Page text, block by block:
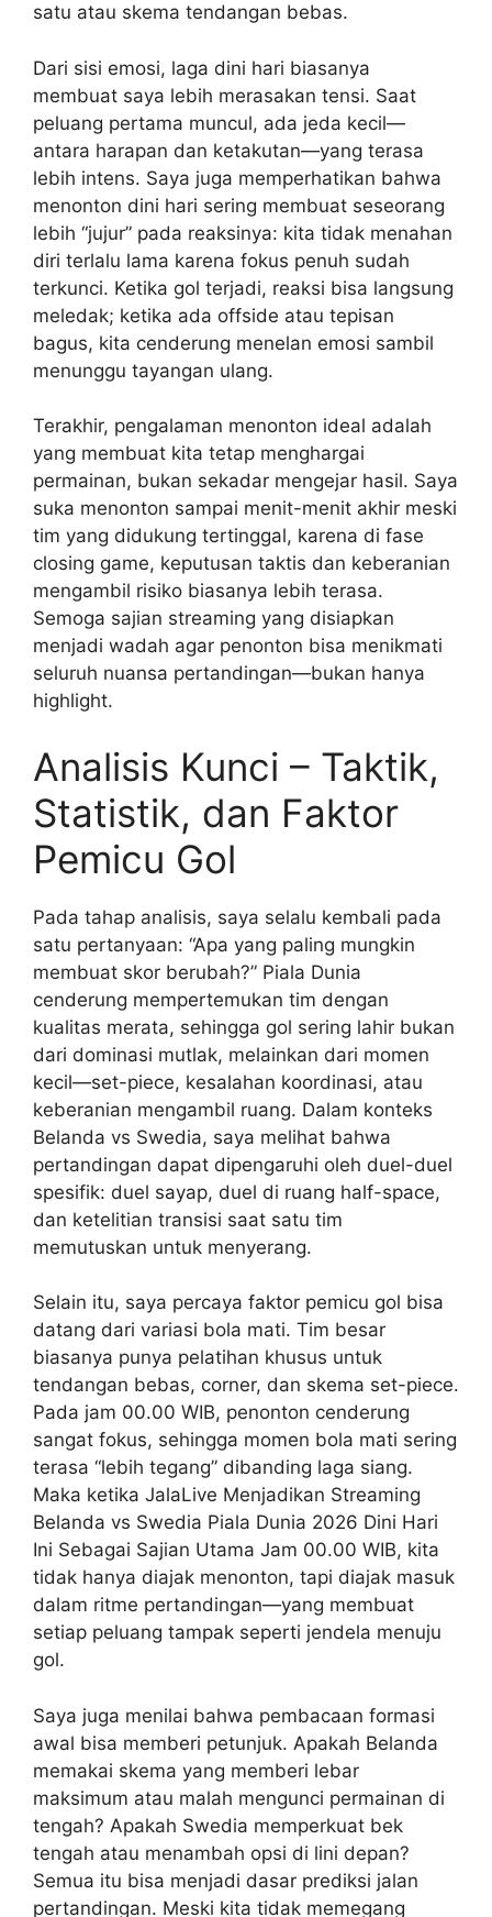
satu atau skema tendangan bebas.
Dari sisi emosi, laga dini hari biasanya
membuat saya lebih merasakan tensi. Saat
peluang pertama muncul, ada jeda kecil—
antara harapan dan ketakutan—yang terasa
lebih intens. Saya juga memperhatikan bahwa
menonton dini hari sering membuat seseorang
lebih “jujur” pada reaksinya: kita tidak menahan
diri terlalu lama karena fokus penuh sudah
terkunci. Ketika gol terjadi, reaksi bisa langsung
meledak; ketika ada offside atau tepisan
bagus, kita cenderung menelan emosi sambil
menunggu tayangan ulang.
Terakhir, pengalaman menonton ideal adalah
yang membuat kita tetap menghargai
permainan, bukan sekadar mengejar hasil. Saya
suka menonton sampai menit-menit akhir meski
tim yang didukung tertinggal, karena di fase
closing game, keputusan taktis dan keberanian
mengambil risiko biasanya lebih terasa.
Semoga sajian streaming yang disiapkan
menjadi wadah agar penonton bisa menikmati
seluruh nuansa pertandingan—bukan hanya
highlight.
Analisis Kunci – Taktik,
Statistik, dan Faktor
Pemicu Gol
Pada tahap analisis, saya selalu kembali pada
satu pertanyaan: “Apa yang paling mungkin
membuat skor berubah?” Piala Dunia
cenderung mempertemukan tim dengan
kualitas merata, sehingga gol sering lahir bukan
dari dominasi mutlak, melainkan dari momen
kecil—set-piece, kesalahan koordinasi, atau
keberanian mengambil ruang. Dalam konteks
Belanda vs Swedia, saya melihat bahwa
pertandingan dapat dipengaruhi oleh duel-duel
spesifik: duel sayap, duel di ruang half-space,
dan ketelitian transisi saat satu tim
memutuskan untuk menyerang.
Selain itu, saya percaya faktor pemicu gol bisa
datang dari variasi bola mati. Tim besar
biasanya punya pelatihan khusus untuk
tendangan bebas, corner, dan skema set-piece.
Pada jam 00.00 WIB, penonton cenderung
sangat fokus, sehingga momen bola mati sering
terasa “lebih tegang” dibanding laga siang.
Maka ketika JalaLive Menjadikan Streaming
Belanda vs Swedia Piala Dunia 2026 Dini Hari
Ini Sebagai Sajian Utama Jam 00.00 WIB, kita
tidak hanya diajak menonton, tapi diajak masuk
dalam ritme pertandingan—yang membuat
setiap peluang tampak seperti jendela menuju
gol.
Saya juga menilai bahwa pembacaan formasi
awal bisa memberi petunjuk. Apakah Belanda
memakai skema yang memberi lebar
maksimum atau malah mengunci permainan di
tengah? Apakah Swedia memperkuat bek
tengah atau menambah opsi di lini depan?
Semua itu bisa menjadi dasar prediksi jalan
pertandingan. Meski kita tidak memegang